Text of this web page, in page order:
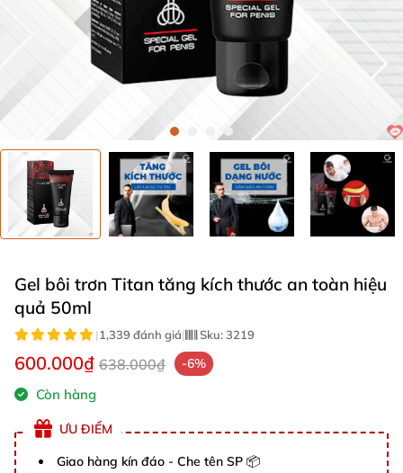
Gel bôi trơn Titan tăng kích thước an toàn hiệu
quả 50ml
|1,339 đánh giá| Sku:3219
600.000₫ 638.000₫ -6%
Còn hàng
ƯU ĐIỂM
Giao hàng kín đáo - Che tên SP 📦